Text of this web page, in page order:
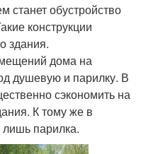
обустройство
конструкции
здания.
дома на
душевую и парилку. В
сэкономить на
К тому же в
лишь парилка.